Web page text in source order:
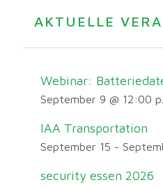
AKTUELLE
Webinar:
September 9 @ 12:00
IAA Transportation
September 15 -
security essen 2026